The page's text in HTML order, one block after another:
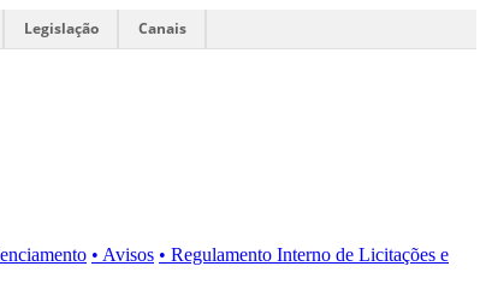
Legislação Canais
• Avisos • Regulamento Interno de Licitações e